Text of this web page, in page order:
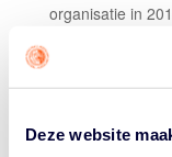
Deze website
organisatie in
Als
competitieopzet